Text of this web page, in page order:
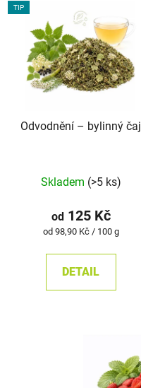
TIP
Odvodnění –⁠⁠⁠⁠⁠ bylinný čaj
hodnocení
produktu
je
z
Skladem (>5 ks)
od125 Kč
Měrná
od 98,90 Kč / 100 g
DETAIL